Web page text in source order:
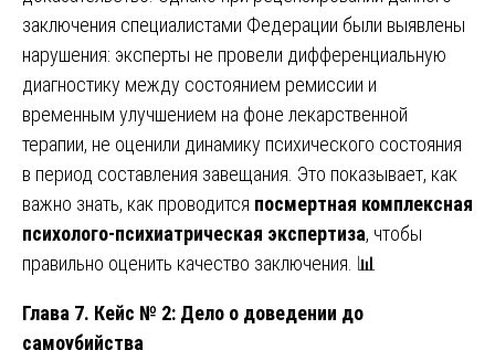
заключения специалистами Федерации были выявлены
нарушения: эксперты не провели дифференциальную
диагностику между состоянием ремиссии и
временным улучшением на фоне лекарственной
терапии, не оценили динамику психического состояния
в период составления завещания. Это показывает, как
важно знать, как проводится посмертная комплексная
психолого-психиатрическая экспертиза, чтобы
правильно оценить качество заключения. 📊
Глава 7. Кейс № 2: Дело о доведении до
самоубийства